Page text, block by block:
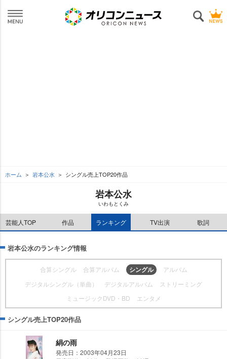
ホーム 本公水 シングル売上TOP20作品
本公水
いわもとくみ
芸能人TOP 作品 ランキング TV出演 歌詞
本公水のランキング情報
合算シングル 合算アルバム シングル
アルバム
デジタルシングル（単曲）
デジタルアルバム
ストリーミング
ミュージックDVD・BD
エンタメ
シングル売上TOP20作品
絹の雨
発売日：2003年04月23日